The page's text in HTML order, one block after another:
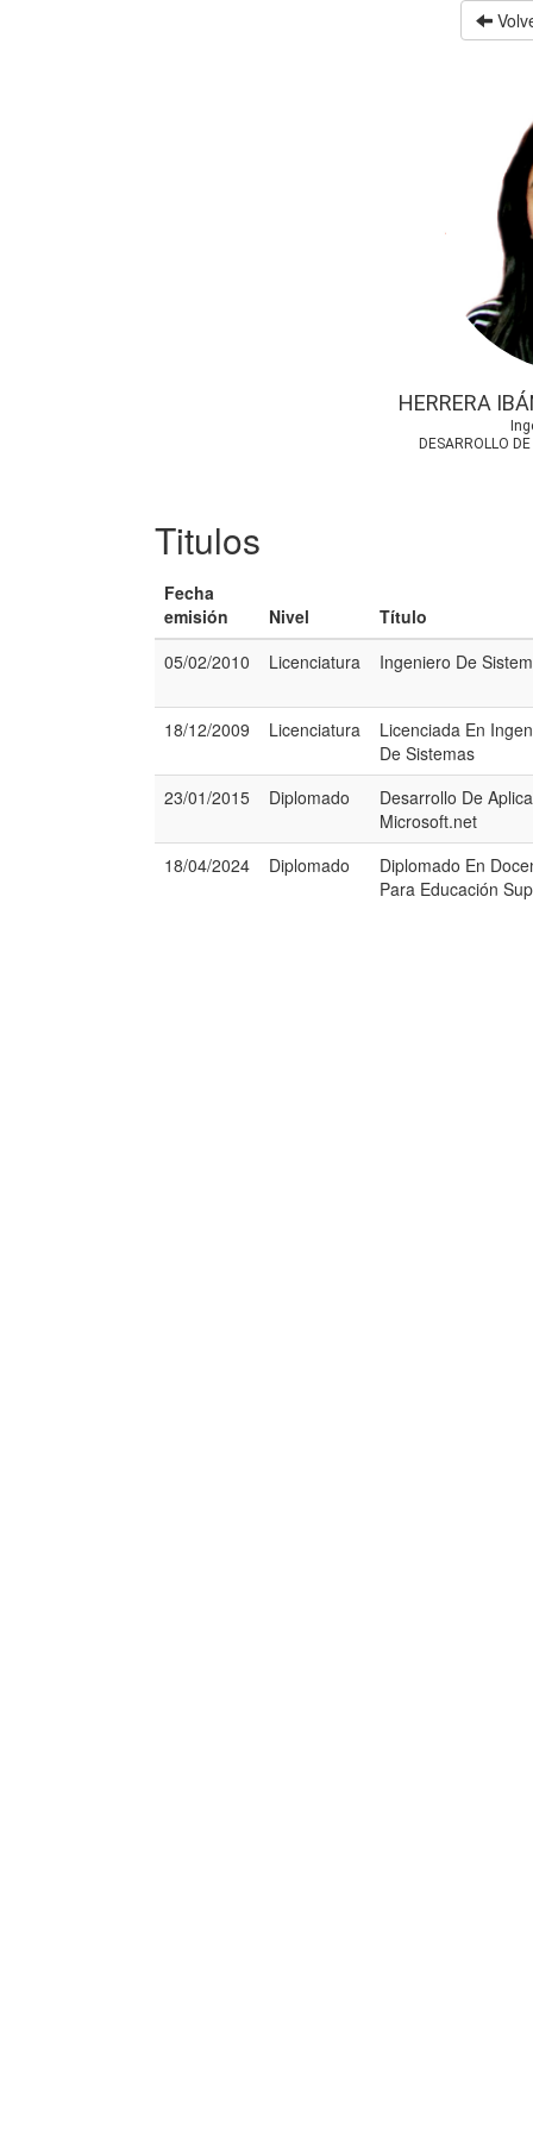
HERRERA
DESARROLLO
Titulos
Fecha
emisión
Nivel
Título
05/02/2010
Licenciatura Ingeniero De
18/12/2009 Licenciatura
Licenciada En
De Sistemas
23/01/2015
Diplomado
Desarrollo De
Microsoft.net
18/04/2024
Diplomado
Diplomado En
Para Educación